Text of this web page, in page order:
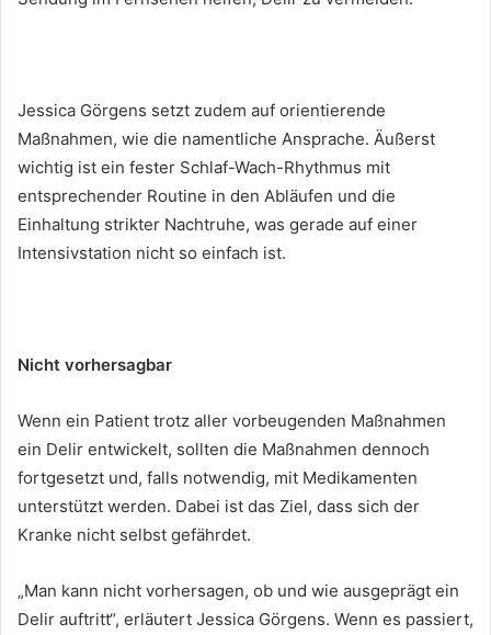
Jessica Görgens setzt zudem auf orientierende
Maßnahmen, wie die namentliche Ansprache. Äußerst
wichtig ist ein fester Schlaf-Wach-Rhythmus mit
entsprechender Routine in den Abläufen und die
Einhaltung strikter Nachtruhe, was gerade auf einer
Intensivstation nicht so einfach ist.
Nicht vorhersagbar
Wenn ein Patient trotz aller vorbeugenden Maßnahmen
ein Delir entwickelt, sollten die Maßnahmen dennoch
fortgesetzt und, falls notwendig, mit Medikamenten
unterstützt werden. Dabei ist das Ziel, dass sich der
Kranke nicht selbst gefährdet.
„Man kann nicht vorhersagen, ob und wie ausgeprägt ein
Delir auftritt“, erläutert Jessica Görgens. Wenn es passiert,